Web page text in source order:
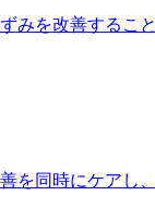
みを改善するこ
を同時にケアし